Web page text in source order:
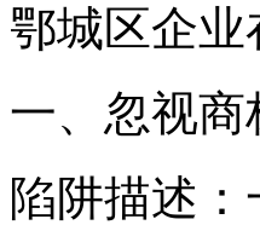
鄂城区企
一、忽视
陷阱描述‌